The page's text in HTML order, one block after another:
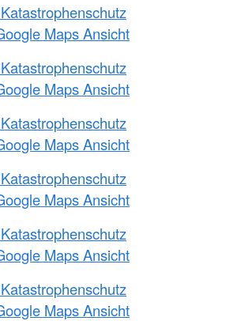
Maps Ansicht
Maps Ansicht
Maps Ansicht
Maps Ansicht
Maps Ansicht
Maps Ansicht